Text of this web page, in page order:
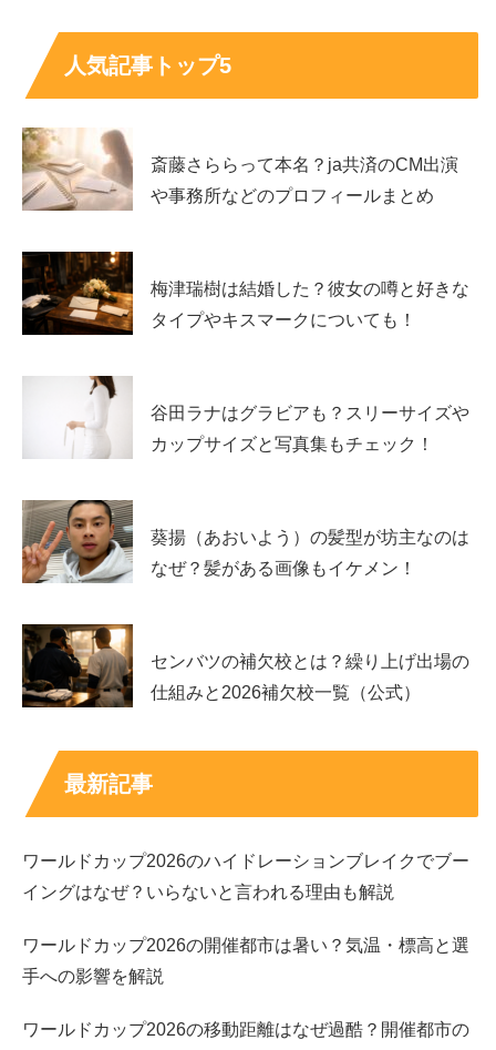
んが、先述したように
”WCS28期”
トされたと思われるので、
恐らく”WCS時代”に結成
また、2人の持つ資格に”英語技能検定”が共通
とから、もしかしたら大学、もしくは高校の同級生という
ことも考えられます ね！
マードックとしてのテレビ出演は『水曜日のダウンタウ
詳しい情報が見当たらなかったので、もしかしたら紹介だ
けだったのかもしれませんが、
ごうはらさんに関しては、サッカー日本代表の遠藤航選手
せて頂きました！
見つけていただけましたでしょうか？次はもっと
ありがとうございました！#オールスター感謝祭
2021秋
#遠藤航
pic.twitter.com/jA36A17ZA1
人気記事トップ5
斎藤さららって本名？ja共済のCM出演
や事務所などのプロフィールまとめ
梅津瑞樹は結婚した？彼女の噂と好きな
タイプやキスマークについても！
谷田ラナはグラビアも？スリーサイズや
カップサイズと写真集もチェック！
葵揚（あおいよう）の髪型が坊主なのは
なぜ？髪がある画像もイケメン！
センバツの補欠校とは？繰り上げ出場の
仕組みと2026補欠校一覧（公式）
最新記事
ワールドカップ2026のハイドレーションブレイクでブー
イングはなぜ？いらないと言われる理由も解説
ワールドカップ2026の開催都市は暑い？気温・標高と選
手への影響を解説
ワールドカップ2026の移動距離はなぜ過酷？開催都市の